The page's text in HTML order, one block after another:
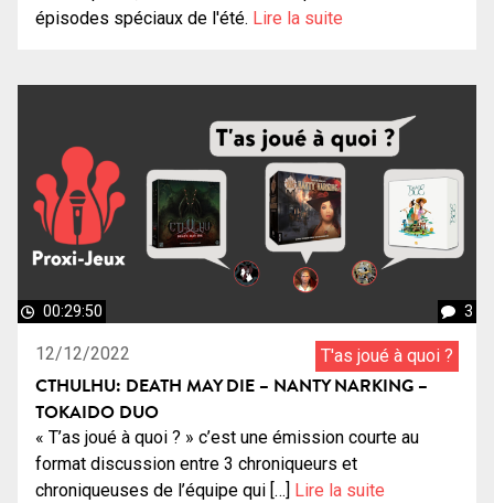
épisodes spéciaux de l'été. Lire la suite
00:29:50 3
12/12/2022 T'as joué à quoi ?
CTHULHU: DEATH MAY DIE – NANTY NARKING –
TOKAIDO DUO
« T’as joué à quoi ? » c’est une émission courte au
format discussion entre 3 chroniqueurs et
chroniqueuses de l’équipe qui […] Lire la suite